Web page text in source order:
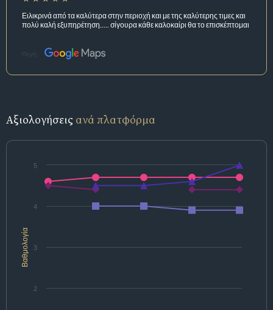
Ειλικρινά από τα καλύτερα στην περιοχή και με της καλύτερης τιμες και
πολύ καλή εξυπηρέτηση..... σίγουρα κάθε καλοκαίρι θα το επισκέπτομαι
Πηγή:
Αξιολογήσεις ανά πλατφόρμα
Βαθμολογία
2
3
4
5